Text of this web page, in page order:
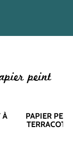
peint
À
PAPIER